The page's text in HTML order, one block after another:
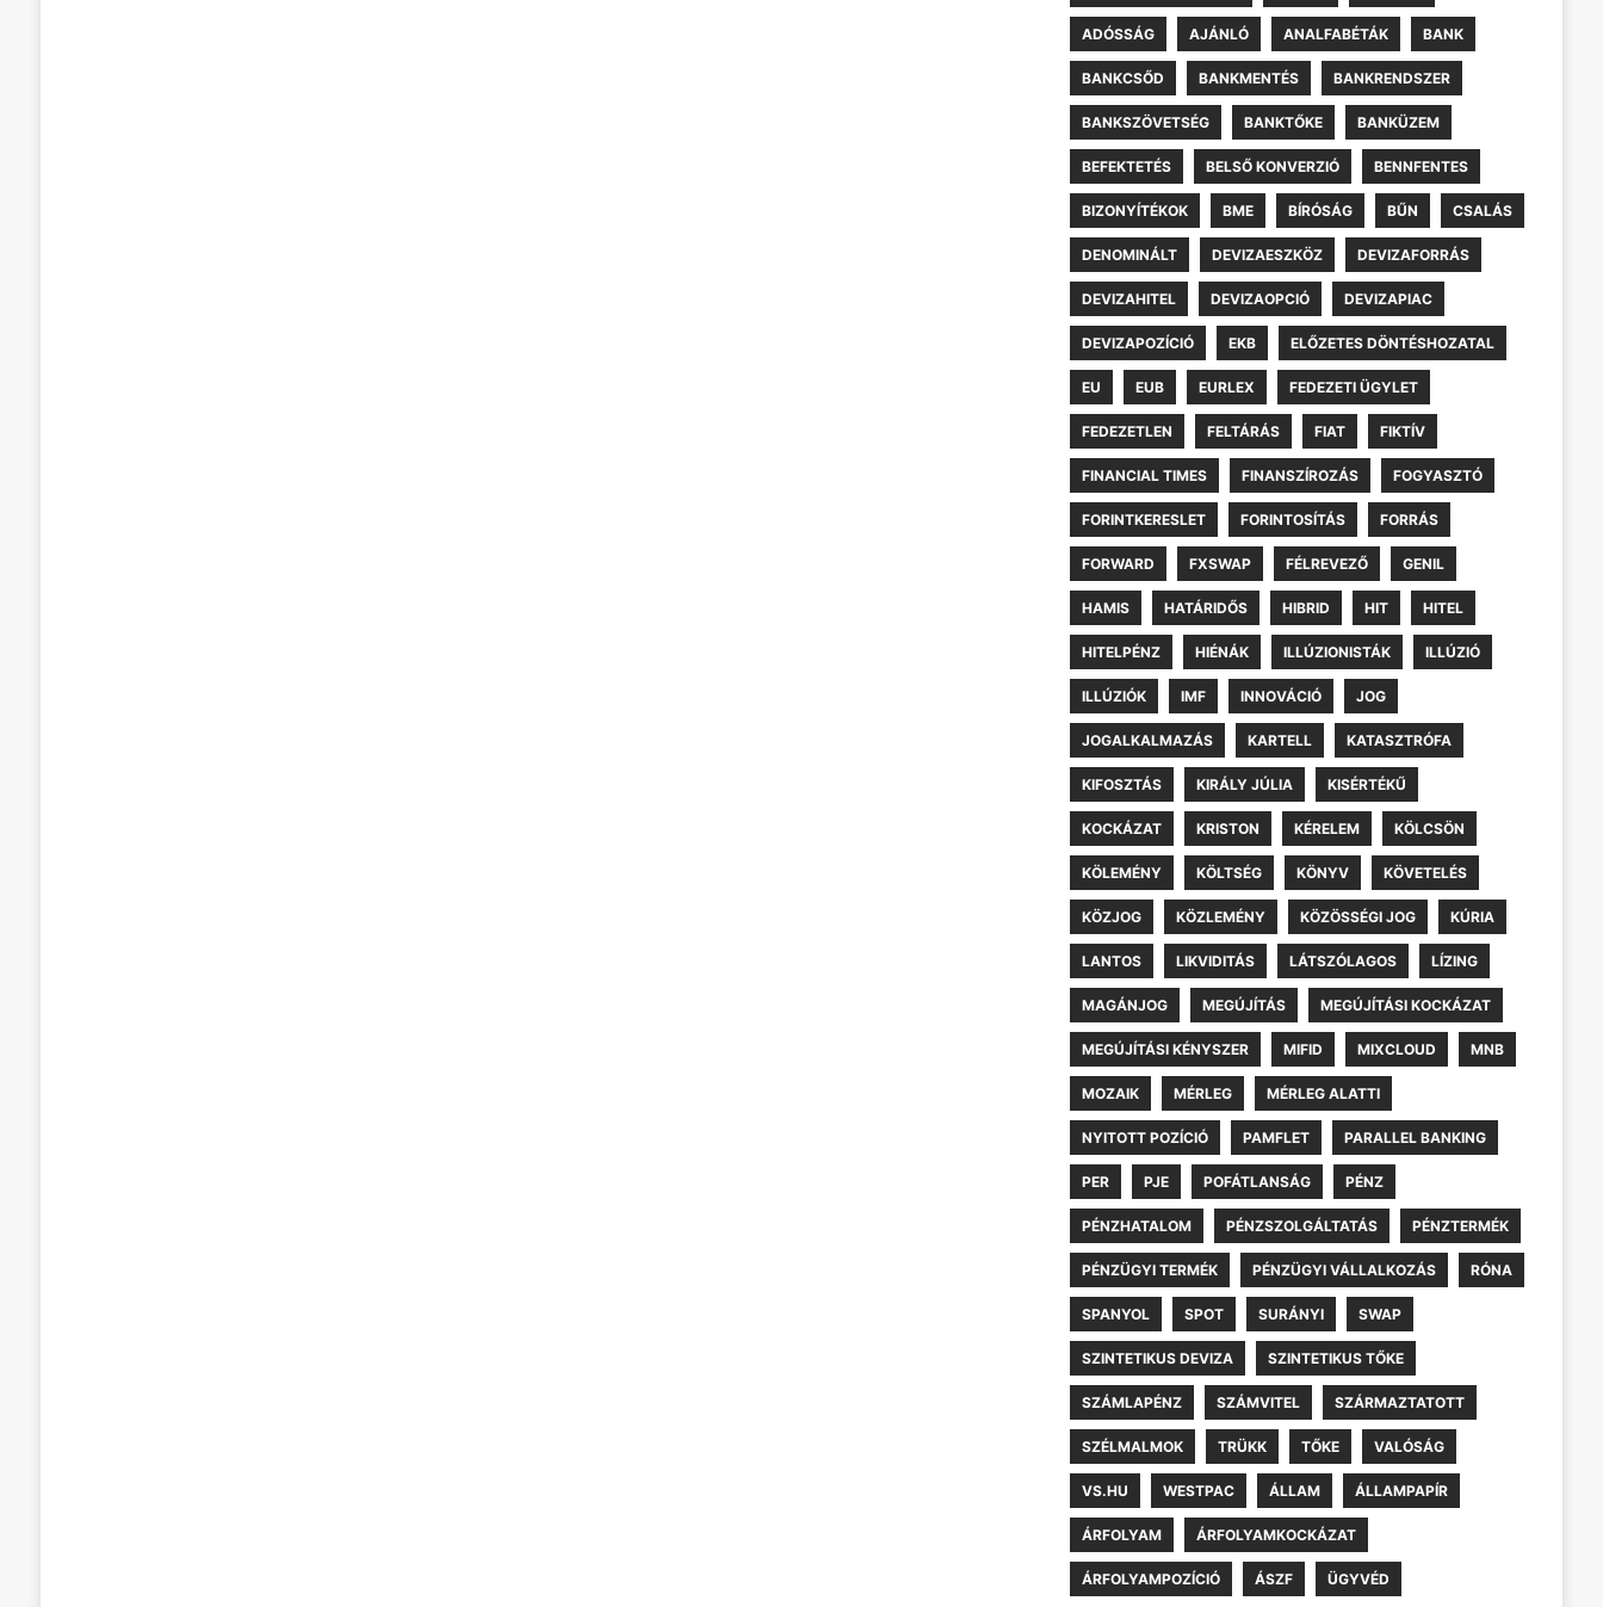
ADÓSSÁG AJÁNLÓ ANALFABÉTÁK BANK
BANKCSŐD BANKMENTÉS BANKRENDSZER
BANKSZÖVETSÉG BANKTŐKE BANKÜZEM
BEFEKTETÉS BELSŐ KONVERZIÓ BENNFENTES
BIZONYÍTÉKOK BME BÍRÓSÁG BŰN CSALÁS
DENOMINÁLT DEVIZAESZKÖZ DEVIZAFORRÁS
DEVIZAHITEL DEVIZAOPCIÓ DEVIZAPIAC
DEVIZAPOZÍCIÓ EKB ELŐZETES DÖNTÉSHOZATAL
EU EUB EURLEX FEDEZETI ÜGYLET
FEDEZETLEN FELTÁRÁS FIAT FIKTÍV
FINANCIAL TIMES FINANSZÍROZÁS FOGYASZTÓ
FORINTKERESLET FORINTOSÍTÁS FORRÁS
FORWARD FXSWAP FÉLREVEZŐ GENIL
HAMIS HATÁRIDŐS HIBRID HIT HITEL
HITELPÉNZ HIÉNÁK ILLÚZIONISTÁK ILLÚZIÓ
ILLÚZIÓK IMF INNOVÁCIÓ JOG
JOGALKALMAZÁS KARTELL KATASZTRÓFA
KIFOSZTÁS KIRÁLY JÚLIA KISÉRTÉKŰ
KOCKÁZAT KRISTON KÉRELEM KÖLCSÖN
KÖLEMÉNY KÖLTSÉG KÖNYV KÖVETELÉS
KÖZJOG KÖZLEMÉNY KÖZÖSSÉGI JOG KÚRIA
LANTOS LIKVIDITÁS LÁTSZÓLAGOS LÍZING
MAGÁNJOG MEGÚJÍTÁS MEGÚJÍTÁSI KOCKÁZAT
MEGÚJÍTÁSI KÉNYSZER MIFID MIXCLOUD MNB
MOZAIK MÉRLEG MÉRLEG ALATTI
NYITOTT POZÍCIÓ PAMFLET PARALLEL BANKING
PER PJE POFÁTLANSÁG PÉNZ
PÉNZHATALOM PÉNZSZOLGÁLTATÁS PÉNZTERMÉK
PÉNZÜGYI TERMÉK PÉNZÜGYI VÁLLALKOZÁS RÓNA
SPANYOL SPOT SURÁNYI SWAP
SZINTETIKUS DEVIZA SZINTETIKUS TŐKE
SZÁMLAPÉNZ SZÁMVITEL SZÁRMAZTATOTT
SZÉLMALMOK TRÜKK TŐKE VALÓSÁG
VS.HU WESTPAC ÁLLAM ÁLLAMPAPÍR
ÁRFOLYAM ÁRFOLYAMKOCKÁZAT
ÁRFOLYAMPOZÍCIÓ ÁSZF ÜGYVÉD